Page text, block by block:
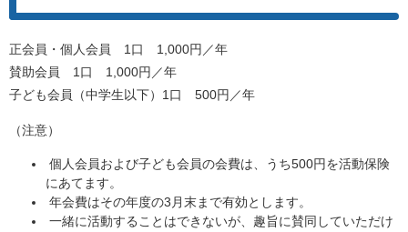
正会員・個人会員 1口 1,000円／年
賛助会員 1口 1,000円／年
子ども会員（中学生以下）1口 500円／年
（注意）
個人会員および子ども会員の会費は、うち500円を活動保険
にあてます。
年会費はその年度の3月末まで有効とします。
一緒に活動することはできないが、趣旨に賛同していただけ